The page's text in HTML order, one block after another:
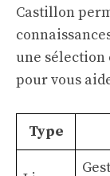
Castillon
une sélection
pour vous
Type